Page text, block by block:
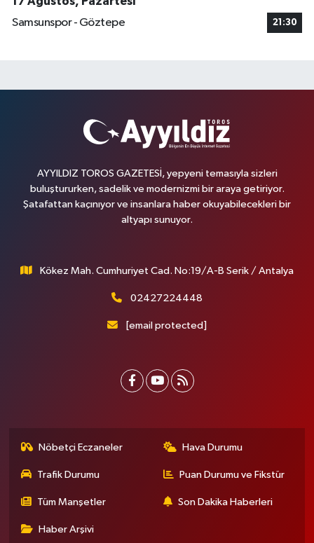
Samsunspor - Göztepe
21:30
AYYILDIZ TOROS GAZETESİ, yepyeni temasıyla sizleri
buluştururken, sadelik ve modernizmi bir araya getiriyor.
Şatafattan kaçınıyor ve insanlara haber okuyabilecekleri bir
altyapı sunuyor.
Kökez Mah. Cumhuriyet Cad. No:19/A-B Serik / Antalya
02427224448
[email protected]
Nöbetçi Eczaneler Hava Durumu
Trafik Durumu Puan Durumu ve Fikstür
Tüm Manşetler Son Dakika Haberleri
Haber Arşivi